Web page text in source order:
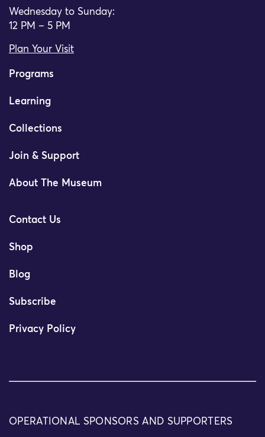
Wednesday to Sunday:
12 PM – 5 PM
Plan Your Visit
Programs
Learning
Collections
Join & Support
About The Museum
Contact Us
Shop
Blog
Subscribe
Privacy Policy
OPERATIONAL SPONSORS AND SUPPORTERS